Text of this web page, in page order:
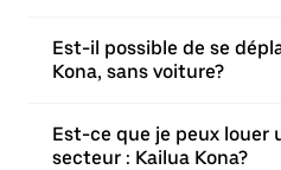
Est-il possible de se
Kona, sans voiture?
Est-ce que je peux louer
secteur : Kailua Kona?